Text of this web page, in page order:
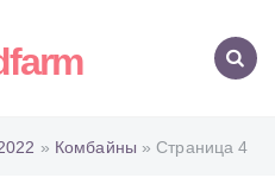
» Комбайны » Страница 4